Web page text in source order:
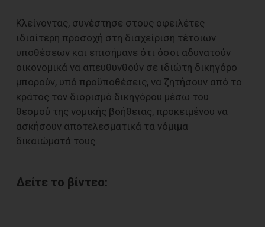
Κλείνοντας, συνέστησε στους οφειλέτες
ιδιαίτερη προσοχή στη διαχείριση τέτοιων
υποθέσεων και επισήμανε ότι όσοι αδυνατούν
οικονομικά να απευθυνθούν σε ιδιώτη δικηγόρο
μπορούν, υπό προϋποθέσεις, να ζητήσουν από το
κράτος τον διορισμό δικηγόρου μέσω του
θεσμού της νομικής βοήθειας, προκειμένου να
ασκήσουν αποτελεσματικά τα νόμιμα
δικαιώματά τους.
Δείτε το βίντεο: